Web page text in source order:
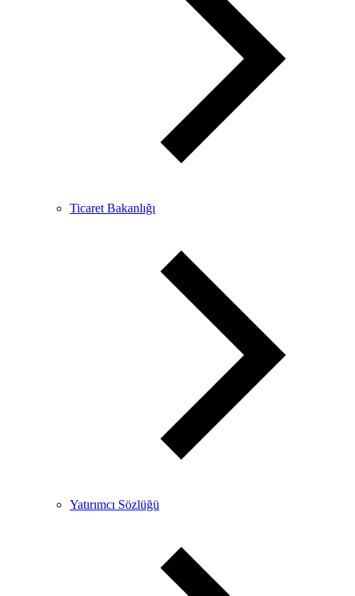
Ticaret Bakanlığı
Yatırımcı Sözlüğü